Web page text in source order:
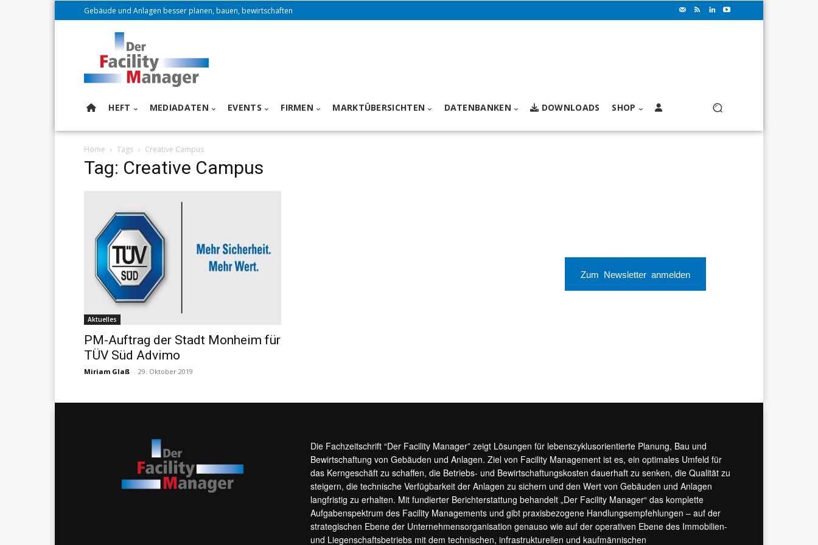
Gebäude und Anlagen besser planen, bauen, bewirtschaften
HEFT MEDIADATEN EVENTS FIRMEN MARKTÜBERSICHTEN DATENBANKEN DOWNLOADS SHOP
Home Tags Creative Campus
Tag: Creative Campus
Aktuelles
PM-Auftrag der Stadt Monheim für
TÜV Süd Advimo
Miriam Glaß - 29. Oktober 2019
Zum Newsletter anmelden
Die Fachzeitschrift “Der Facility Manager” zeigt Lösungen für lebenszyklusorientierte Planung, Bau und
Bewirtschaftung von Gebäuden und Anlagen. Ziel von Facility Management ist es, ein optimales Umfeld für
das Kerngeschäft zu schaffen, die Betriebs- und Bewirtschaftungskosten dauerhaft zu senken, die Qualität zu
steigern, die technische Verfügbarkeit der Anlagen zu sichern und den Wert von Gebäuden und Anlagen
langfristig zu erhalten. Mit fundierter Berichterstattung behandelt „Der Facility Manager“ das komplette
Aufgabenspektrum des Facility Managements und gibt praxisbezogene Handlungsempfehlungen – auf der
strategischen Ebene der Unternehmensorganisation genauso wie auf der operativen Ebene des Immobilien-
und Liegenschaftsbetriebs mit dem technischen, infrastrukturellen und kaufmännischen